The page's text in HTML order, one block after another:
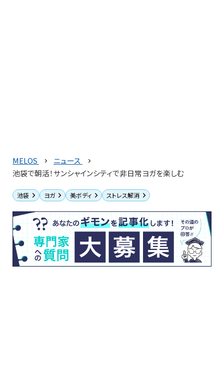
MELOS
ニュース
池袋で朝活！サンシャインシティで非日常ヨガを楽しむ
池袋 ヨガ 美ボディ ストレス解消